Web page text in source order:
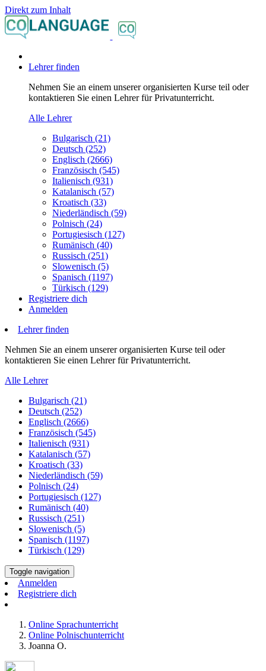
Direkt zum Inhalt
Lehrer finden
Nehmen Sie an einem unserer organisierten Kurse teil oder
kontaktieren Sie einen Lehrer für Privatunterricht.
Alle Lehrer
Bulgarisch (21)
Deutsch (252)
Englisch (2666)
Französisch (545)
Italienisch (931)
Katalanisch (57)
Kroatisch (33)
Niederländisch (59)
Polnisch (24)
Portugiesisch (127)
Rumänisch (40)
Russisch (251)
Slowenisch (5)
Spanisch (1197)
Türkisch (129)
Registriere dich
Anmelden
Lehrer finden
Nehmen Sie an einem unserer organisierten Kurse teil oder
kontaktieren Sie einen Lehrer für Privatunterricht.
Alle Lehrer
Bulgarisch (21)
Deutsch (252)
Englisch (2666)
Französisch (545)
Italienisch (931)
Katalanisch (57)
Kroatisch (33)
Niederländisch (59)
Polnisch (24)
Portugiesisch (127)
Rumänisch (40)
Russisch (251)
Slowenisch (5)
Spanisch (1197)
Türkisch (129)
Toggle navigation
Anmelden
Registriere dich
Online Sprachunterricht
Online Polnischunterricht
Joanna O.